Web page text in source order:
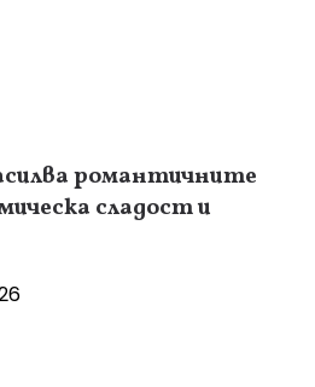
романтичните
сладост и